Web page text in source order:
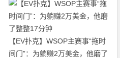
【EV扑克】WSOP主赛事“拖时
间门”：为躺赚2万美金，他磨了